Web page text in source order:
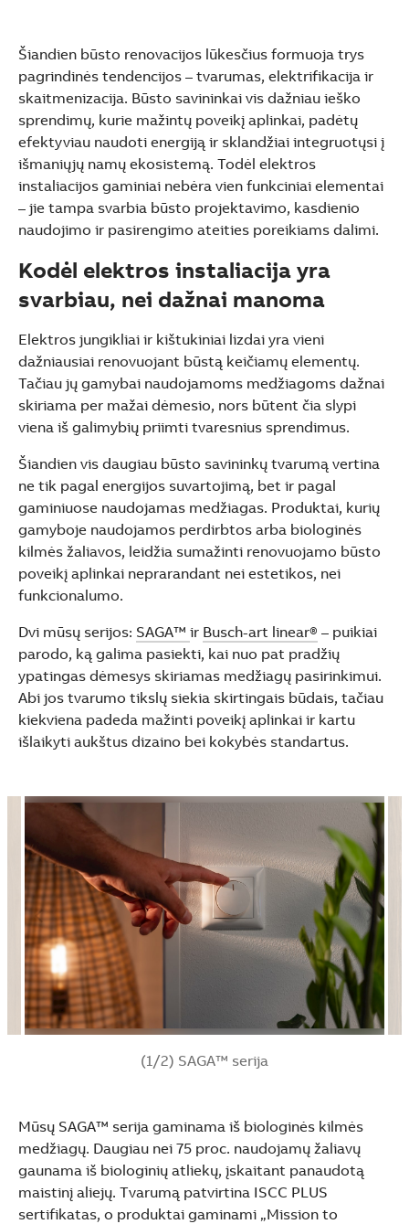
Suggestions
Products
See more products
Shopping list preview
Šiandien būsto renovacijos lūkesčius formuoja trys
pagrindinės tendencijos – tvarumas, elektrifikacija ir
skaitmenizacija. Būsto savininkai vis dažniau ieško
sprendimų, kurie mažintų poveikį aplinkai, padėtų
efektyviau naudoti energiją ir sklandžiai integruotųsi į
išmaniųjų namų ekosistemą. Todėl elektros
instaliacijos gaminiai nebėra vien funkciniai elementai
– jie tampa svarbia būsto projektavimo, kasdienio
naudojimo ir pasirengimo ateities poreikiams dalimi.
Kodėl elektros instaliacija yra
svarbiau, nei dažnai manoma
Elektros jungikliai ir kištukiniai lizdai yra vieni
dažniausiai renovuojant būstą keičiamų elementų.
Tačiau jų gamybai naudojamoms medžiagoms dažnai
skiriama per mažai dėmesio, nors būtent čia slypi
viena iš galimybių priimti tvaresnius sprendimus.
Šiandien vis daugiau būsto savininkų tvarumą vertina
ne tik pagal energijos suvartojimą, bet ir pagal
gaminiuose naudojamas medžiagas. Produktai, kurių
gamyboje naudojamos perdirbtos arba biologinės
kilmės žaliavos, leidžia sumažinti renovuojamo būsto
poveikį aplinkai neprarandant nei estetikos, nei
funkcionalumo.
Dvi mūsų serijos: SAGA™ ir Busch-art linear® – puikiai
parodo, ką galima pasiekti, kai nuo pat pradžių
ypatingas dėmesys skiriamas medžiagų pasirinkimui.
Abi jos tvarumo tikslų siekia skirtingais būdais, tačiau
kiekviena padeda mažinti poveikį aplinkai ir kartu
išlaikyti aukštus dizaino bei kokybės standartus.
(1/2) SAGA™ serija
Mūsų SAGA™ serija gaminama iš biologinės kilmės
medžiagų. Daugiau nei 75 proc. naudojamų žaliavų
gaunama iš biologinių atliekų, įskaitant panaudotą
maistinį aliejų. Tvarumą patvirtina ISCC PLUS
sertifikatas, o produktai gaminami „Mission to